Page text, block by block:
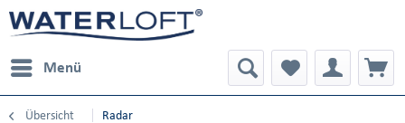
Menü
Übersicht Radar